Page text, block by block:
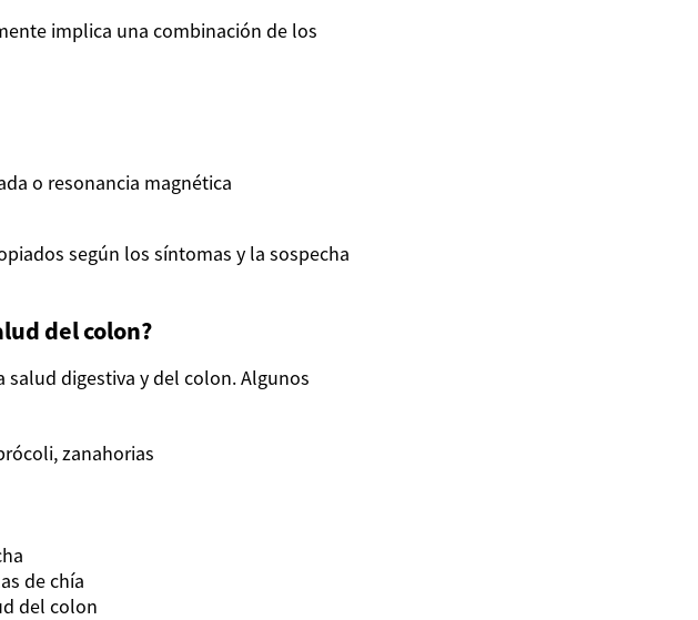
implica una combinación de los
o resonancia magnética
según los síntomas y la sospecha
del colon?
digestiva y del colon. Algunos
zanahorias
de chía
del colon